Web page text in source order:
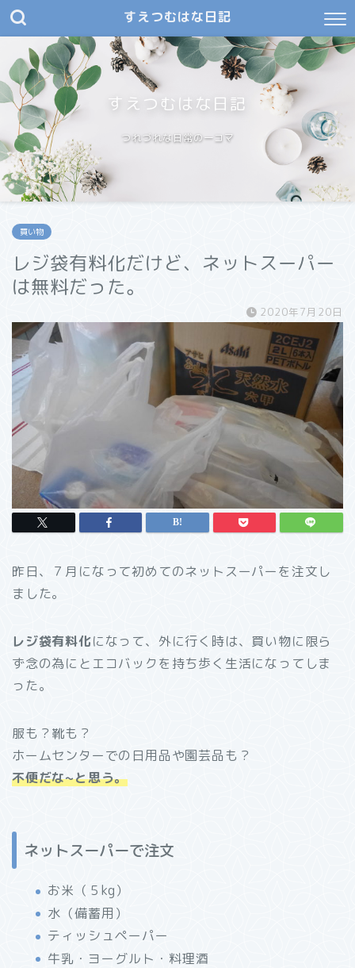
すえつむはな日記
すえつむはな日記
つれづれな日常の一コマ
買い物
レジ袋有料化だけど、ネットスーパー
は無料だった。
2020年7月20日
昨日、７月になって初めてのネットスーパーを注文し
ました。
レジ袋有料化になって、外に行く時は、買い物に限ら
ず念の為にとエコバックを持ち歩く生活になってしま
った。
服も？靴も？
ホームセンターでの日用品や園芸品も？
不便だな~と思う。
ネットスーパーで注文
お米（５kg）
水（備蓄用）
ティッシュペーパー
牛乳・ヨーグルト・料理酒